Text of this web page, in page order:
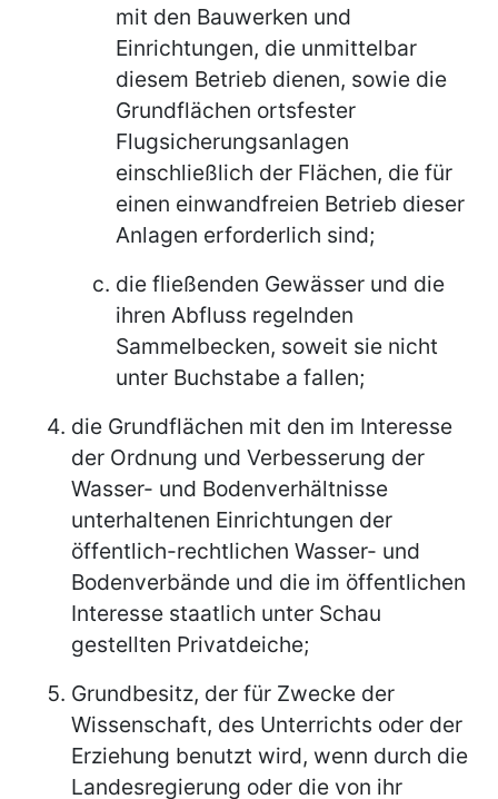
mit den Bauwerken und
Einrichtungen, die unmittelbar
diesem Betrieb dienen, sowie die
Grundflächen ortsfester
Flugsicherungsanlagen
einschließlich der Flächen, die für
einen einwandfreien Betrieb dieser
Anlagen erforderlich sind;
die fließenden Gewässer und die
ihren Abfluss regelnden
Sammelbecken, soweit sie nicht
unter Buchstabe a fallen;
die Grundflächen mit den im Interesse
der Ordnung und Verbesserung der
Wasser- und Bodenverhältnisse
unterhaltenen Einrichtungen der
öffentlich-rechtlichen Wasser- und
Bodenverbände und die im öffentlichen
Interesse staatlich unter Schau
gestellten Privatdeiche;
Grundbesitz, der für Zwecke der
Wissenschaft, des Unterrichts oder der
Erziehung benutzt wird, wenn durch die
Landesregierung oder die von ihr